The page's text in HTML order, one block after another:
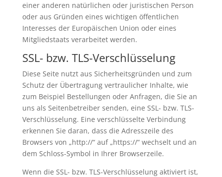
einer anderen natürlichen oder juristischen Person
oder aus Gründen eines wichtigen öffentlichen
Interesses der Europäischen Union oder eines
Mitgliedstaats verarbeitet werden.
SSL- bzw. TLS-Verschlüsselung
Diese Seite nutzt aus Sicherheitsgründen und zum
Schutz der Übertragung vertraulicher Inhalte, wie
zum Beispiel Bestellungen oder Anfragen, die Sie an
uns als Seitenbetreiber senden, eine SSL- bzw. TLS-
Verschlüsselung. Eine verschlüsselte Verbindung
erkennen Sie daran, dass die Adresszeile des
Browsers von „http://“ auf „https://“ wechselt und an
dem Schloss-Symbol in Ihrer Browserzeile.
Wenn die SSL- bzw. TLS-Verschlüsselung aktiviert ist,